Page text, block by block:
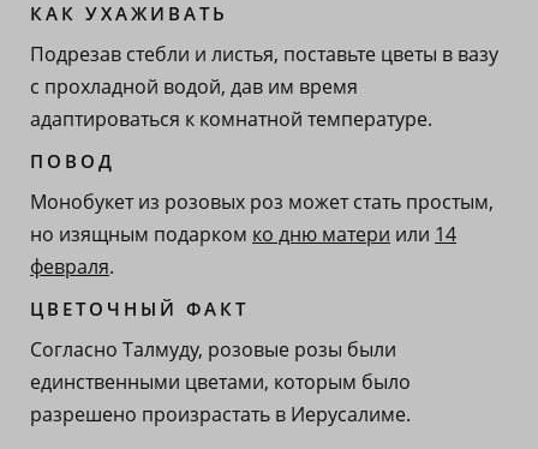
КАК УХАЖИВАТЬ
Подрезав стебли и листья, поставьте цветы в вазу
с прохладной водой, дав им время
адаптироваться к комнатной температуре.
ПОВОД
Монобукет из розовых роз может стать простым,
но изящным подарком ко дню матери или 14
февраля.
ЦВЕТОЧНЫЙ ФАКТ
Согласно Талмуду, розовые розы были
единственными цветами, которым было
разрешено произрастать в Иерусалиме.